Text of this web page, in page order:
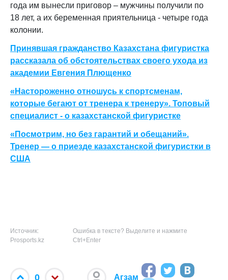
года им вынесли приговор – мужчины получили по
18 лет, а их беременная приятельница - четыре года
колонии.
Принявшая гражданство Казахстана фигуристка
рассказала об обстоятельствах своего ухода из
академии Евгения Плющенко
«Настороженно отношусь к спортсменам,
которые бегают от тренера к тренеру». Топовый
специалист - о казахстанской фигуристке
«Посмотрим, но без гарантий и обещаний».
Тренер — о приезде казахстанской фигуристки в
США
Источник:
Prosports.kz
Ошибка в тексте? Выделите и нажмите
Ctrl+Enter
0 Агзам